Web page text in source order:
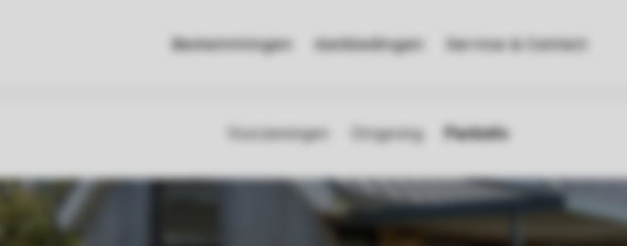
Bestemmingen Aanbiedingen Service & Contact